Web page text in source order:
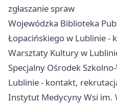
zgłaszanie spraw
Wojewódzka Biblioteka
Łopacińskiego w Lublinie -
Warsztaty Kultury w
Specjalny Ośrodek
Lublinie - kontakt,
Instytut Medycyny Wsi im.